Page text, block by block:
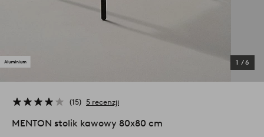
1 /6
15 5 recenzji
MENTON stolik kawowy 80x80 cm